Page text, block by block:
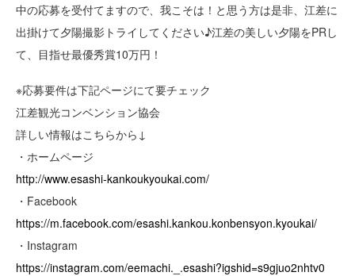
中の応募を受付てますので、我こそは！と思う方は是非、江差に
出掛けて夕陽撮影トライしてください♪江差の美しい夕陽をPRし
て、目指せ最優秀賞10万円！
※応募要件は下記ページにて要チェック
江差観光コンベンション協会
詳しい情報はこちらから↓
・ホームページ
http://www.esashi-kankoukyoukai.com/
・Facebook
https://m.facebook.com/esashi.kankou.konbensyon.kyoukai/
・Instagram
https://instagram.com/eemachi._.esashi?igshid=s9gjuo2nhtv0